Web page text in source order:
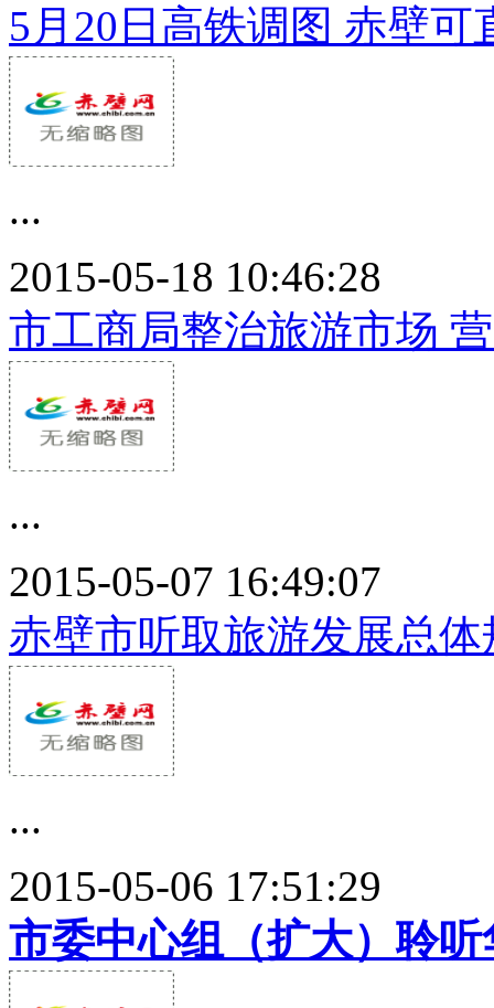
5月20日高铁调图 赤壁可
...
2015-05-18 10:46:28
市工商局整治旅游市场
...
2015-05-07 16:49:07
赤壁市听取旅游发展总
...
2015-05-06 17:51:29
市委中心组（扩大）聆